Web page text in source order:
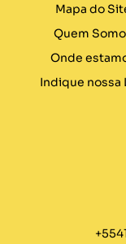
Mapa do
Quem
Onde
Indique nossa